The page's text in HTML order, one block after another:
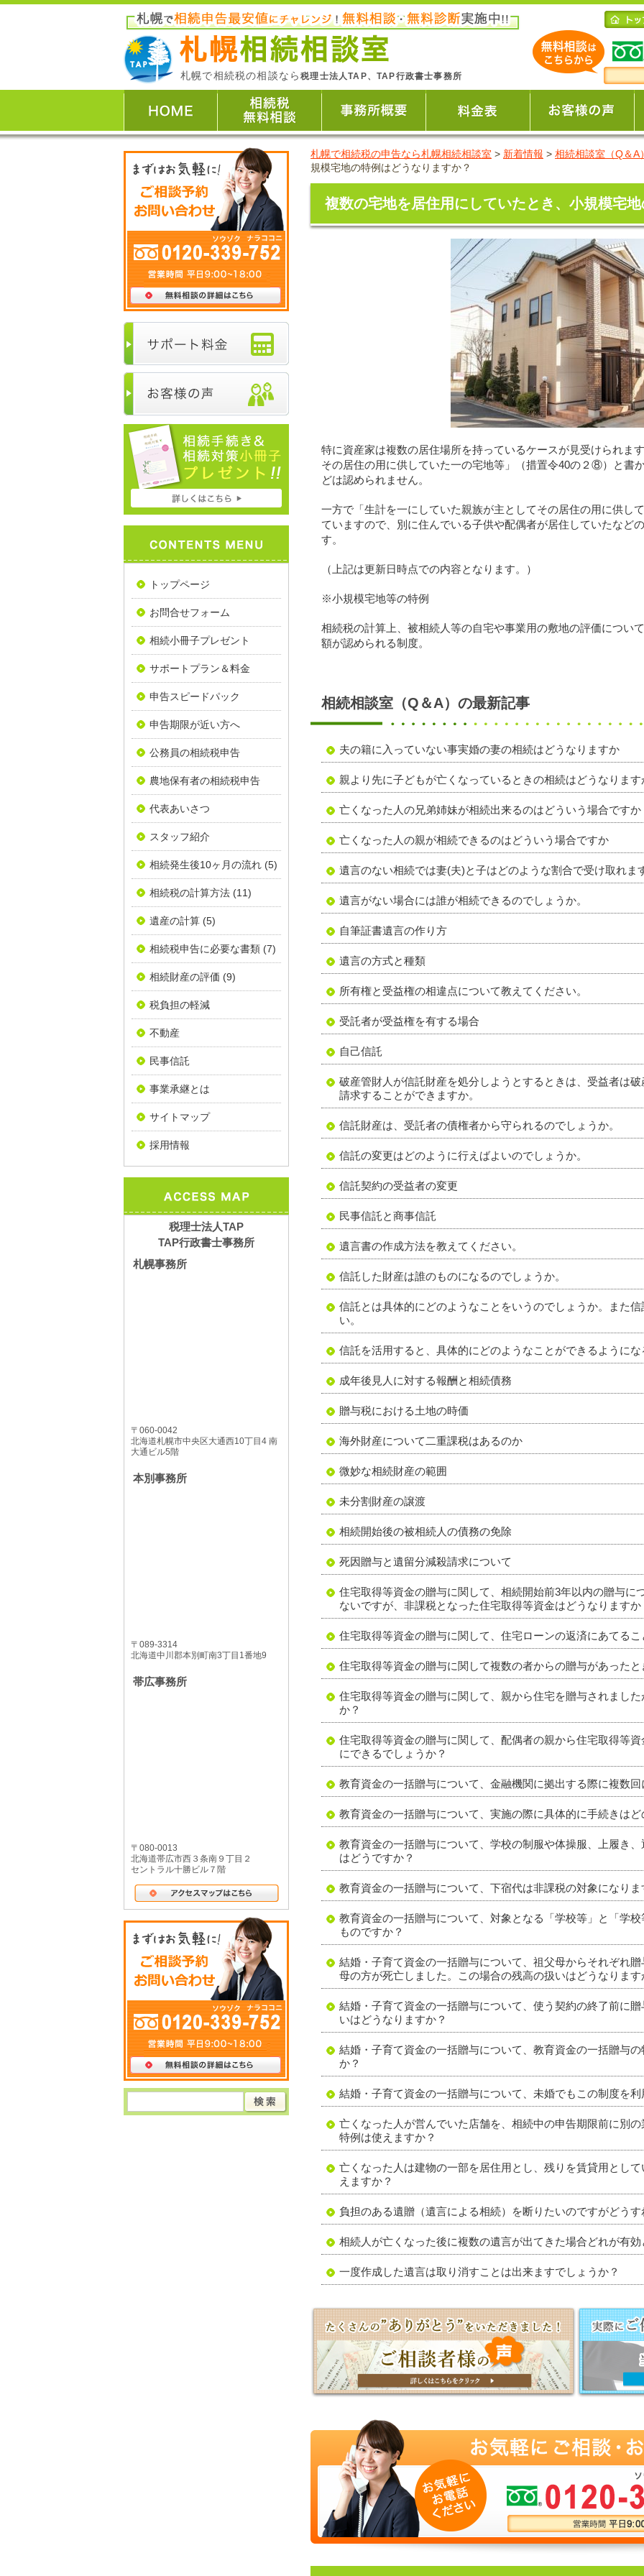
札幌で相続税の相談なら税理士法人TAP、TAP行政書士事務所
札幌で相続税の申告なら札幌相続相談室 > 新着情報 > 相続相談室（Q＆A
規模宅地の特例はどうなりますか？
複数の宅地を居住用にしていたとき、小規模宅
特に資産家は複数の居住場所を持っているケースが見受けられま
その居住の用に供していた一の宅地等」（措置令40の２⑧）と書
どは認められません。
一方で「生計を一にしていた親族が主としてその居住の用に供し
ていますので、別に住んでいる子供や配偶者が居住していたなど
す。
（上記は更新日時点での内容となります。）
※小規模宅地等の特例
相続税の計算上、被相続人等の自宅や事業用の敷地の評価につい
額が認められる制度。
相続相談室（Q＆A）の最新記事
夫の籍に入っていない事実婚の妻の相続はどうなりますか
親より先に子どもが亡くなっているときの相続はどうなります
亡くなった人の兄弟姉妹が相続出来るのはどういう場合ですか
亡くなった人の親が相続できるのはどういう場合ですか
遺言のない相続では妻(夫)と子はどのような割合で受け取れま
遺言がない場合には誰が相続できるのでしょうか。
自筆証書遺言の作り方
遺言の方式と種類
所有権と受益権の相違点について教えてください。
受託者が受益権を有する場合
自己信託
破産管財人が信託財産を処分しようとするときは、受益者は
請求することができますか。
信託財産は、受託者の債権者から守られるのでしょうか。
信託の変更はどのように行えばよいのでしょうか。
信託契約の受益者の変更
民事信託と商事信託
遺言書の作成方法を教えてください。
信託した財産は誰のものになるのでしょうか。
信託とは具体的にどのようなことをいうのでしょうか。また
い。
信託を活用すると、具体的にどのようなことができるように
成年後見人に対する報酬と相続債務
贈与税における土地の時価
海外財産について二重課税はあるのか
微妙な相続財産の範囲
未分割財産の譲渡
相続開始後の被相続人の債務の免除
死因贈与と遺留分減殺請求について
住宅取得等資金の贈与に関して、相続開始前3年以内の贈与に
ないですが、非課税となった住宅取得等資金はどうなりますか
住宅取得等資金の贈与に関して、住宅ローンの返済にあてるこ
住宅取得等資金の贈与に関して複数の者からの贈与があった
住宅取得等資金の贈与に関して、親から住宅を贈与されまし
か？
住宅取得等資金の贈与に関して、配偶者の親から住宅取得等
にできるでしょうか？
教育資金の一括贈与について、金融機関に拠出する際に複数
教育資金の一括贈与について、実施の際に具体的に手続きは
教育資金の一括贈与について、学校の制服や体操服、上履き
はどうですか？
教育資金の一括贈与について、下宿代は非課税の対象になりま
教育資金の一括贈与について、対象となる「学校等」と「学
ものですか？
結婚・子育て資金の一括贈与について、祖父母からそれぞれ
母の方が死亡しました。この場合の残高の扱いはどうなります
結婚・子育て資金の一括贈与について、使う契約の終了前に
いはどうなりますか？
結婚・子育て資金の一括贈与について、教育資金の一括贈与
か？
結婚・子育て資金の一括贈与について、未婚でもこの制度を
亡くなった人が営んでいた店舗を、相続中の申告期限前に別
特例は使えますか？
亡くなった人は建物の一部を居住用とし、残りを賃貸用とし
えますか？
負担のある遺贈（遺言による相続）を断りたいのですがどう
相続人が亡くなった後に複数の遺言が出てきた場合どれが有
一度作成した遺言は取り消すことは出来ますでしょうか？
トップページ
お問合せフォーム
相続小冊子プレゼント
サポートプラン＆料金
申告スピードパック
申告期限が近い方へ
公務員の相続税申告
農地保有者の相続税申告
代表あいさつ
スタッフ紹介
相続発生後10ヶ月の流れ (5)
相続税の計算方法 (11)
遺産の計算 (5)
相続税申告に必要な書類 (7)
相続財産の評価 (9)
税負担の軽減
不動産
民事信託
事業承継とは
サイトマップ
採用情報
税理士法人TAP
TAP行政書士事務所
札幌事務所
〒060-0042
北海道札幌市中央区大通西10丁目4 南
大通ビル5階
本別事務所
〒089-3314
北海道中川郡本別町南3丁目1番地9
帯広事務所
〒080-0013
北海道帯広市西３条南９丁目２
セントラル十勝ビル７階